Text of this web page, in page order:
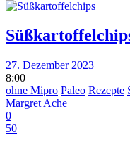
27. Dezember 2023
8:00
ohne Mipro Paleo Rezepte
Margret Ache
0
50